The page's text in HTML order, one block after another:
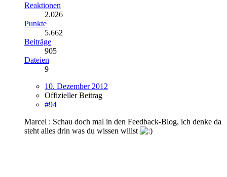
Reaktionen
2.026
Punkte
5.662
Beiträge
905
Dateien
9
10. Dezember 2012
Offizieller Beitrag
#94
Marcel : Schau doch mal in den Feedback-Blog, ich denke da
steht alles drin was du wissen willst